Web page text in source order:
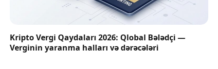
Kripto Vergi Qaydaları 2026: Qlobal Bələdçi —
Verginin yaranma halları və dərəcələri